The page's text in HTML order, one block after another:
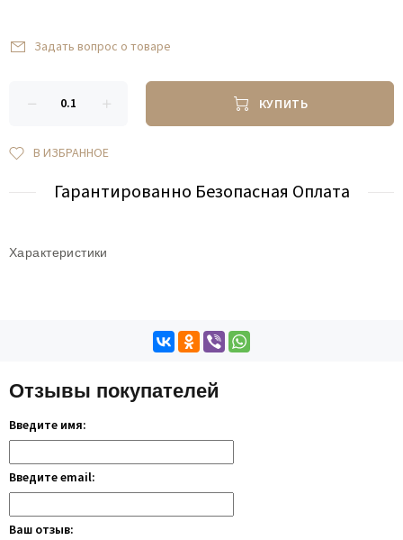
Задать вопрос о товаре
КУПИТЬ
В ИЗБРАННОЕ
Гарантированно Безопасная Оплата
Характеристики
Отзывы покупателей
Введите имя:
Введите email:
Ваш отзыв: